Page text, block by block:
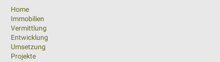
Home
Immobilien
Vermittlung
Entwicklung
Umsetzung
Projekte